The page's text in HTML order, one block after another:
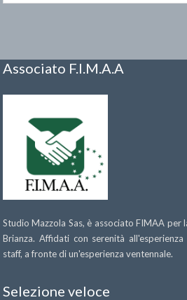
Associato F.I.M.A.A
Studio Mazzola Sas, è associato FIMAA per
Brianza. Affidati con serenità
staff, a fronte di un'esperienza ventennale.
Selezione veloce